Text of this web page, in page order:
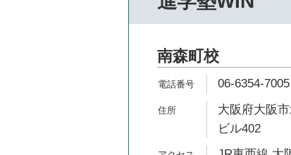
南森町校
06-6354-7005
大阪府大阪
ビル402